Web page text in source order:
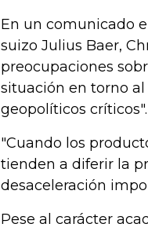
En un comunicado
suizo Julius Baer,
preocupaciones
situación en torno
geopolíticos críticos".
"Cuando los
tienden a diferir la
desaceleración
Pese al carácter